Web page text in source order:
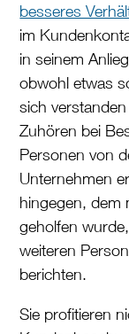
besseres
im
in seinem
obwohl etwas
sich
Zuhören bei
Personen von
Unternehmen
hingegen,
geholfen
weiteren
berichten.
Sie profitieren